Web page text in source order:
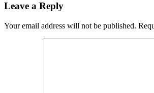
Leave a Reply
Your email address will not be published.